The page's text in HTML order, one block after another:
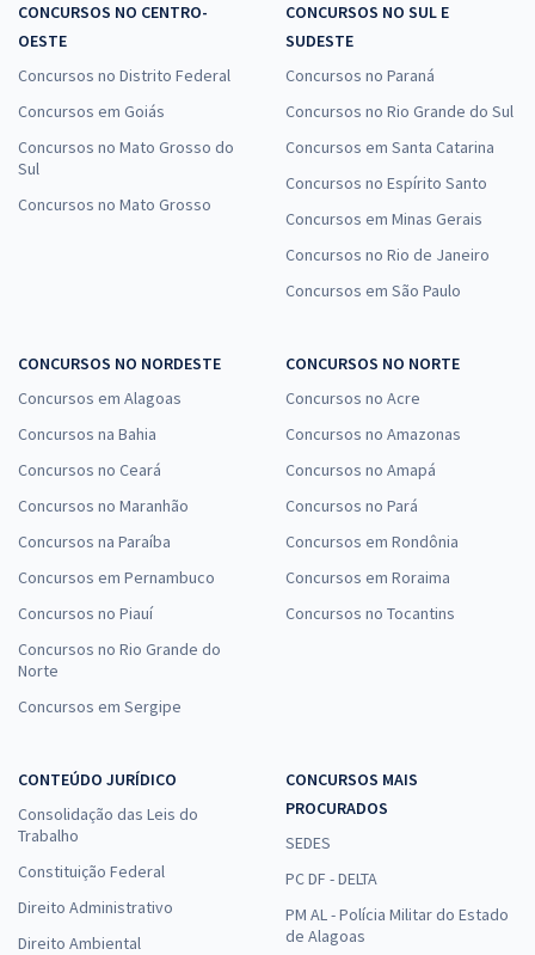
CONCURSOS NO CENTRO-
OESTE
Concursos no Distrito Federal
Concursos em Goiás
Concursos no Mato Grosso do
Sul
Concursos no Mato Grosso
CONCURSOS NO SUL E
SUDESTE
Concursos no Paraná
Concursos no Rio Grande do Sul
Concursos em Santa Catarina
Concursos no Espírito Santo
Concursos em Minas Gerais
Concursos no Rio de Janeiro
Concursos em São Paulo
CONCURSOS NO NORDESTE
Concursos em Alagoas
Concursos na Bahia
Concursos no Ceará
Concursos no Maranhão
Concursos na Paraíba
Concursos em Pernambuco
Concursos no Piauí
Concursos no Rio Grande do
Norte
Concursos em Sergipe
CONCURSOS NO NORTE
Concursos no Acre
Concursos no Amazonas
Concursos no Amapá
Concursos no Pará
Concursos em Rondônia
Concursos em Roraima
Concursos no Tocantins
CONTEÚDO JURÍDICO
Consolidação das Leis do
Trabalho
Constituição Federal
Direito Administrativo
Direito Ambiental
CONCURSOS MAIS
PROCURADOS
SEDES
PC DF - DELTA
PM AL - Polícia Militar do Estado
de Alagoas